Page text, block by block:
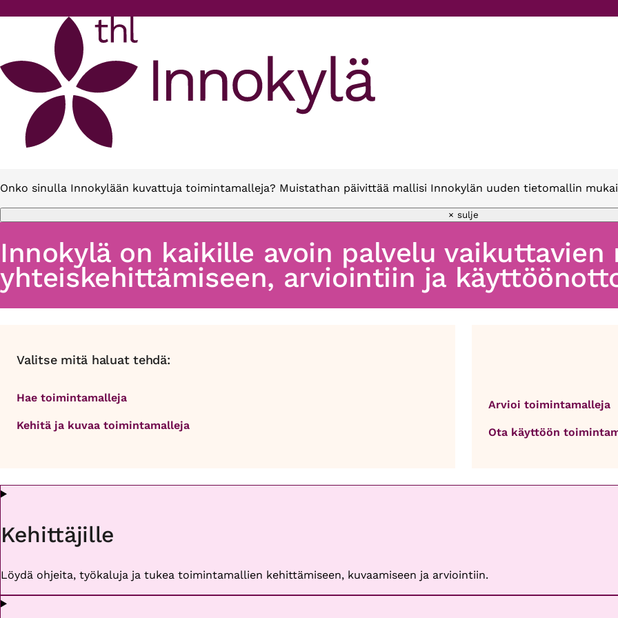
Onko sinulla Innokylään kuvattuja toimintamalleja? Muistathan päivittää mallisi Innokylän uuden tietomallin
× sulje
Innokylä on kaikille avoin palvelu vaikuttavien
yhteiskehittämiseen, arviointiin ja
Valitse mitä haluat tehdä:
Hae toimintamalleja
Kehitä ja kuvaa toimintamalleja
Arvioi toimintamalleja
Ota käyttöön
Kehittäjille
Löydä ohjeita, työkaluja ja tukea toimintamallien kehittämiseen, kuvaamiseen ja arviointiin.